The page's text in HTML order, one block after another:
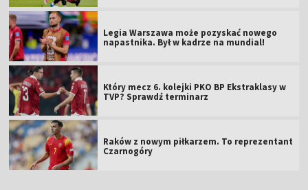
Legia Warszawa może pozyskać nowego
napastnika. Był w kadrze na mundial!
Który mecz 6. kolejki PKO BP Ekstraklasy w
TVP? Sprawdź terminarz
Raków z nowym piłkarzem. To reprezentant
Czarnogóry